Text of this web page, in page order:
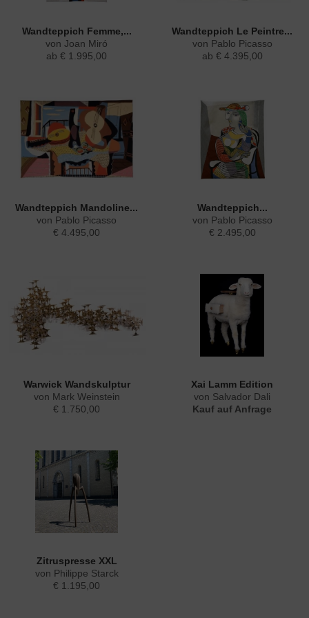
Wandteppich Femme,...
von Joan Miró
ab € 1.995,00
Wandteppich Le Peintre...
von Pablo Picasso
ab € 4.395,00
Wandteppich Mandoline...
von Pablo Picasso
€ 4.495,00
Wandteppich...
von Pablo Picasso
€ 2.495,00
Warwick Wandskulptur
von Mark Weinstein
€ 1.750,00
Xai Lamm Edition
von Salvador Dali
Kauf auf Anfrage
Zitruspresse XXL
von Philippe Starck
€ 1.195,00